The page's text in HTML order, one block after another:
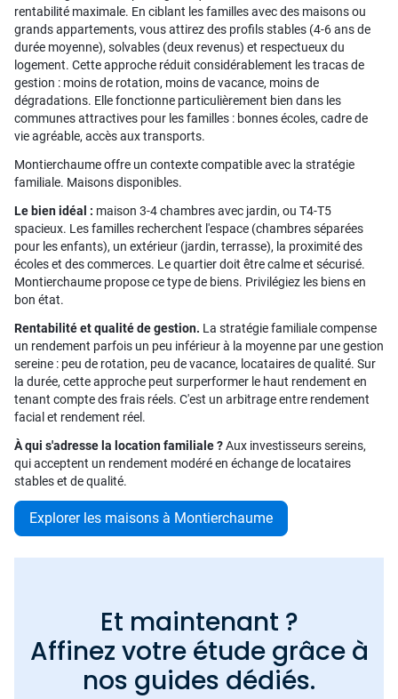
rentabilité maximale. En ciblant les familles avec des maisons ou
grands appartements, vous attirez des profils stables (4-6 ans de
durée moyenne), solvables (deux revenus) et respectueux du
logement. Cette approche réduit considérablement les tracas de
gestion : moins de rotation, moins de vacance, moins de
dégradations. Elle fonctionne particulièrement bien dans les
communes attractives pour les familles : bonnes écoles, cadre de
vie agréable, accès aux transports.
Montierchaume offre un contexte compatible avec la stratégie
familiale. Maisons disponibles.
Le bien idéal : maison 3-4 chambres avec jardin, ou T4-T5
spacieux. Les familles recherchent l'espace (chambres séparées
pour les enfants), un extérieur (jardin, terrasse), la proximité des
écoles et des commerces. Le quartier doit être calme et sécurisé.
Montierchaume propose ce type de biens. Privilégiez les biens en
bon état.
Rentabilité et qualité de gestion. La stratégie familiale compense
un rendement parfois un peu inférieur à la moyenne par une gestion
sereine : peu de rotation, peu de vacance, locataires de qualité. Sur
la durée, cette approche peut surperformer le haut rendement en
tenant compte des frais réels. C'est un arbitrage entre rendement
facial et rendement réel.
À qui s'adresse la location familiale ?Aux investisseurs sereins,
qui acceptent un rendement modéré en échange de locataires
stables et de qualité.
Explorer les maisons à Montierchaume
Et maintenant ?
Affinez votre étude grâce à
nos guides dédiés.